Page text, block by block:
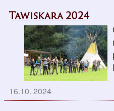
Tawiskara 2024
16.10. 2024